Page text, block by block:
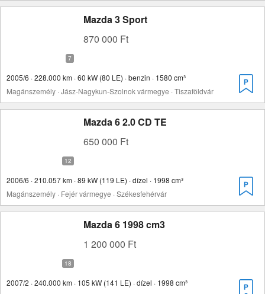
Mazda 3 Sport
870 000 Ft
2005/6 · 228.000 km · 60 kW (80 LE) · benzin · 1580 cm³
Magánszemély · Jász-Nagykun-Szolnok vármegye · Tiszaföldvár
Mazda 6 2.0 CD TE
650 000 Ft
2006/6 · 210.057 km · 89 kW (119 LE) · dízel · 1998 cm³
Magánszemély · Fejér vármegye · Székesfehérvár
Mazda 6 1998 cm3
1 200 000 Ft
2007/2 · 240.000 km · 105 kW (141 LE) · dízel · 1998 cm³